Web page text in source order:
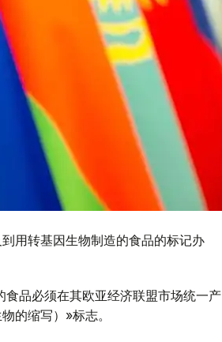
用转基因生物制造的食品的标记办
品必须在其欧亚经济联盟市场统一产
的缩写）»标志。